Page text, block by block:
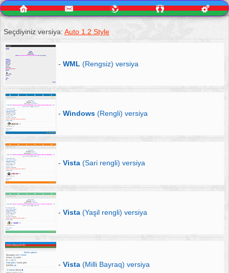
Seçdiyiniz versiya: Auto 1.2 Style
- WML (Rengsiz) versiya
- Windows (Rengli) versiya
- Vista (Sari rengli) versiya
- Vista (Yaşil rengli) versiya
- Vista (Milli Bayraq) versiya